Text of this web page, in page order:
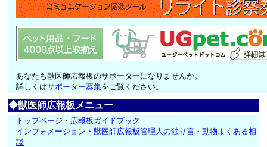
あなたも獣医師広報板のサポーターになりませんか。
詳しくはサポーター募集をご覧ください。
◆獣医師広報板メニュー
トップページ ・ 広報板ガイドブック
インフォメーション ・獣医師広報板管理人の独り言 ・動物よくある相
談